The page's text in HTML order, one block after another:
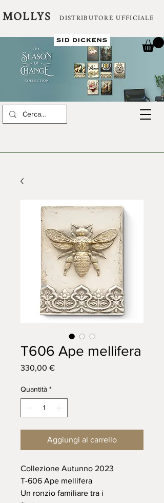
MOLLYS DISTRIBUTORE UFFICIALE
T606 Ape mellifera
330,00 €Prezzo
Quantità *
Aggiungi al carrello
Collezione Autunno 2023
T-606 Ape mellifera
Un ronzio familiare tra i